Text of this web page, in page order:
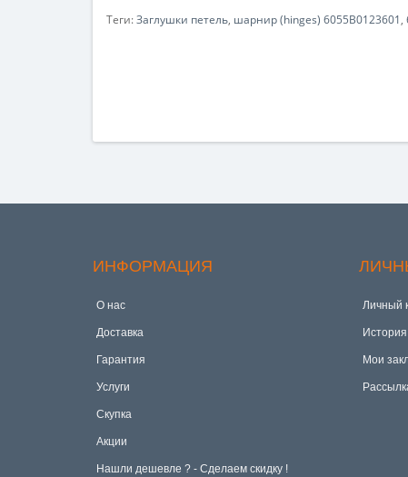
Теги:Заглушки петель, шарнир (hinges) 6055B0123601,
ИНФОРМАЦИЯ
О нас
Доставка
Гарантия
Услуги
Скупка
Акции
Hашли дешевле ? - Сделаем скидку !
Личный
Мои